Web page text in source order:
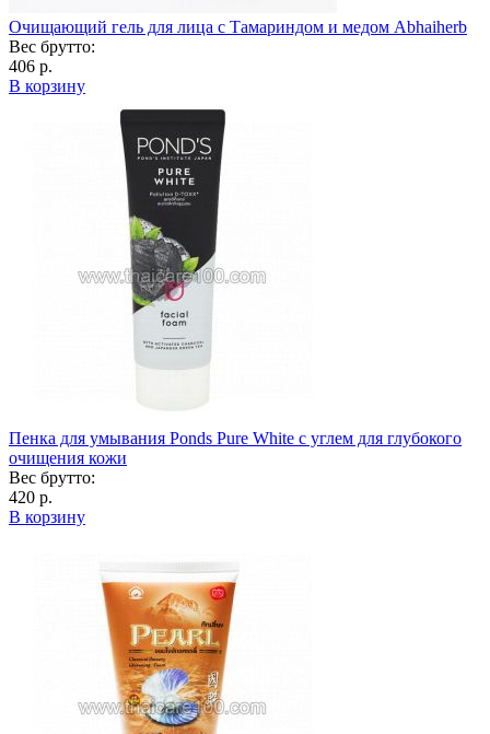
Очищающий гель для лица с Тамариндом и медом Abhaiherb
Вес брутто:
406 р.
В корзину
Пенка для умывания Ponds Pure White с углем для глубокого
очищения кожи
Вес брутто:
420 р.
В корзину